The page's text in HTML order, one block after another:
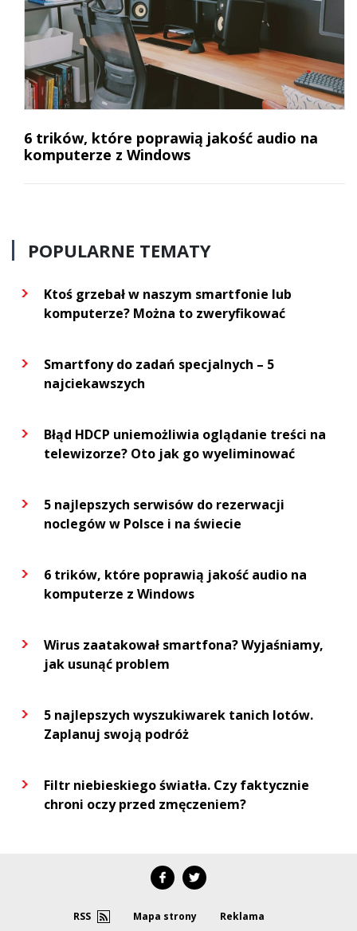
6 trików, które poprawią jakość audio na
komputerze z Windows
POPULARNE TEMATY
Ktoś grzebał w naszym smartfonie lub
komputerze? Można to zweryfikować
Smartfony do zadań specjalnych – 5
najciekawszych
Błąd HDCP uniemożliwia oglądanie treści na
telewizorze? Oto jak go wyeliminować
5 najlepszych serwisów do rezerwacji
noclegów w Polsce i na świecie
6 trików, które poprawią jakość audio na
komputerze z Windows
Wirus zaatakował smartfona? Wyjaśniamy,
jak usunąć problem
5 najlepszych wyszukiwarek tanich lotów.
Zaplanuj swoją podróż
Filtr niebieskiego światła. Czy faktycznie
chroni oczy przed zmęczeniem?
RSS Mapa strony
Reklama